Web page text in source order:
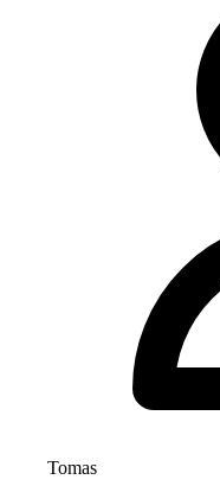
Tomas